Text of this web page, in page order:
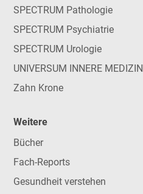
SPECTRUM Pathologie
SPECTRUM Psychiatrie
SPECTRUM Urologie
UNIVERSUM INNERE MEDIZIN
Zahn Krone
Weitere
Bücher
Fach-Reports
Gesundheit verstehen